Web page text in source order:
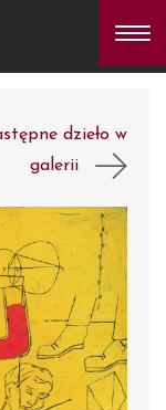
dzieło w
galerii